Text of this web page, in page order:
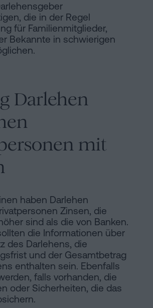
die in der Regel
für Familienmitglieder,
Bekannte in schwierigen
Darlehen
mit
haben Darlehen
Zinsen, die
sind als die von Banken.
die Informationen über
des Darlehens, die
und der Gesamtbetrag
enthalten sein. Ebenfalls
falls vorhanden, die
oder Sicherheiten, die das